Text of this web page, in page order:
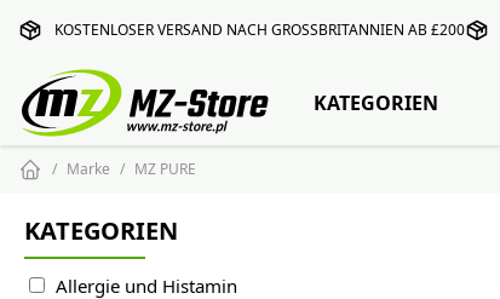
KOSTENLOSER VERSAND NACH GROSSBRITANNIEN AB £200
KATEGORIEN
Marke MZ PURE
KATEGORIEN
Allergie und Histamin